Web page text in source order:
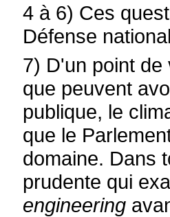
4 à 6) Ces
Défense
7) D'un point
que peuvent
publique, le
que le
domaine. Dans
prudente qui
engineering